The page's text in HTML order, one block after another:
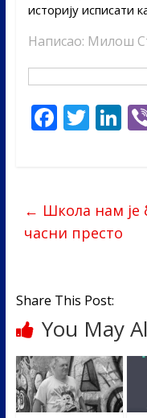
историју исписати
Написао: Милош
F
o
o
T Li
dI
n
← Школа нам је
часни престо
Share This Post:
You May